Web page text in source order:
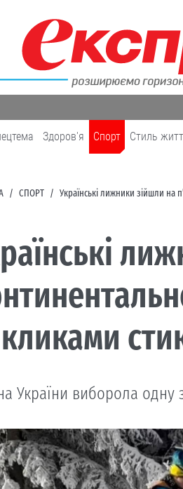
Здоров'я Cпорт Cтиль
CПОРТ Українські лижники зійшли на
України виборола одну